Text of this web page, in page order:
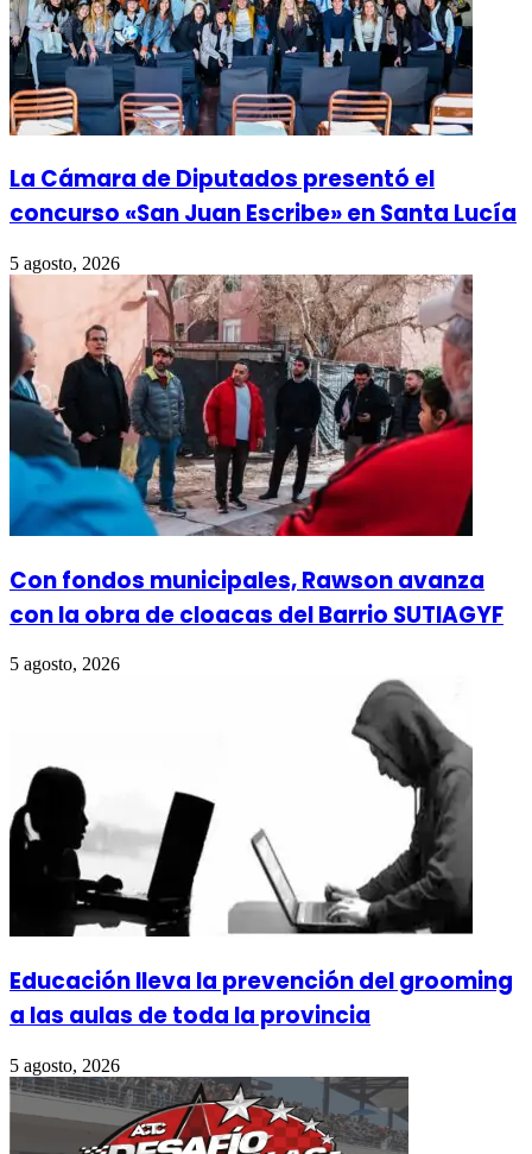
La Cámara de Diputados presentó el
concurso «San Juan Escribe» en Santa Lucía
5 agosto, 2026
Con fondos municipales, Rawson avanza
con la obra de cloacas del Barrio SUTIAGYF
5 agosto, 2026
Educación lleva la prevención del grooming
a las aulas de toda la provincia
5 agosto, 2026